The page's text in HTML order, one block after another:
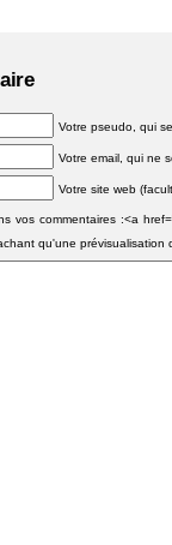
Votre pseudo, qui
Votre email, qui ne
Votre site web
vos commentaires :<a
qu'une